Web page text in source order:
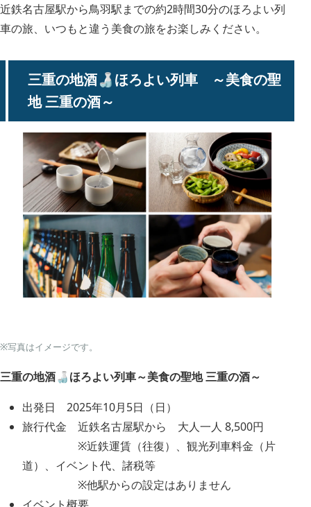
近鉄名古屋駅から鳥羽駅までの約2時間30分のほろよい列
車の旅、いつもと違う美食の旅をお楽しみください。
三重の地酒🍶ほろよい列車 ～美食の聖
地 三重の酒～
※写真はイメージです。
三重の地酒🍶ほろよい列車～美食の聖地 三重の酒～
出発日 2025年10月5日（日）
旅行代金 近鉄名古屋駅から 大人一人 8,500円
※近鉄運賃（往復）、観光列車料金（片
道）、イベント代、諸税等
※他駅からの設定はありません